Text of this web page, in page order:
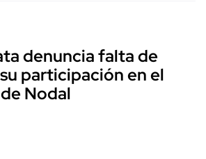
denuncia falta de
participación en el
Nodal